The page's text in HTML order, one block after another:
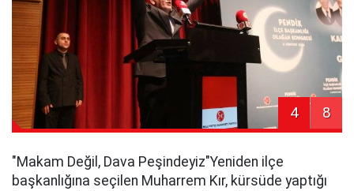
4 8
​"Makam Değil, Dava Peşindeyiz"​Yeniden ilçe
başkanlığına seçilen Muharrem Kır, kürsüde yaptığı